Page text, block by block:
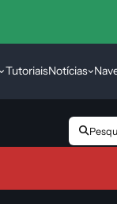
TutoriaisNotícias